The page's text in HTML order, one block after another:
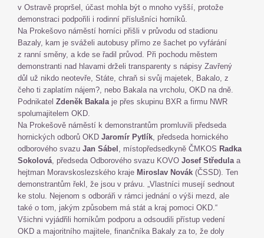
v Ostravě propršel, účast mohla být o mnoho vyšší, protože
demonstraci podpořili i rodinní příslušníci horníků.
Na Prokešovo náměstí horníci přišli v průvodu od stadionu
Bazaly, kam je sváželi autobusy přímo ze šachet po vyfárání
z ranní směny, a kde se řadil průvod. Při pochodu městem
demonstranti nad hlavami drželi transparenty s nápisy Zavřený
důl už nikdo neotevře, Státe, chraň si svůj majetek, Bakalo, z
čeho ti zaplatím nájem?, nebo Bakala na vrcholu, OKD na dně.
Podnikatel Zdeněk Bakalaje přes skupinu BXR a firmu NWR
spolumajitelem OKD.
Na Prokešově náměstí k demonstrantům promluvili předseda
hornických odborů OKD Jaromír Pytlík, předseda hornického
odborového svazu Jan Sábel , místopředsedkyně ČMKOS Radka
Sokolová, předseda Odborového svazu KOVO Josef Středulaa
hejtman Moravskoslezského kraje Miroslav Novák (ČSSD). Ten
demonstrantům řekl, že jsou v právu. „Vlastníci musejí sednout
ke stolu. Nejenom s odboráři v rámci jednání o výši mezd, ale
také o tom, jakým způsobem má stát a kraj pomoci OKD.“
Všichni vyjádřili horníkům podporu a odsoudili přístup vedení
OKD a majoritního majitele, finančníka Bakaly za to, že doly